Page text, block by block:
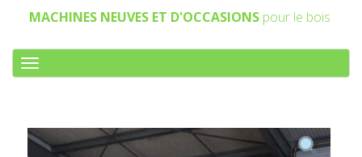
MACHINES NEUVES ET D'OCCASIONS pour le bois
F
C